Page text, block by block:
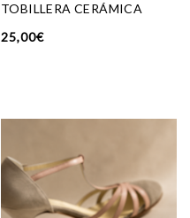
TOBILLERA CERÁMICA
25,00€